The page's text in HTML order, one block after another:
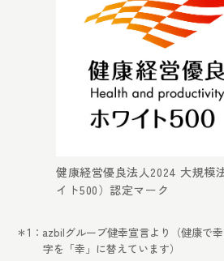
健康経営優良法人2024 大規模
イト500）認定マーク
＊1：azbilグループ健幸宣言より（健康で
字を「幸」に替えています）